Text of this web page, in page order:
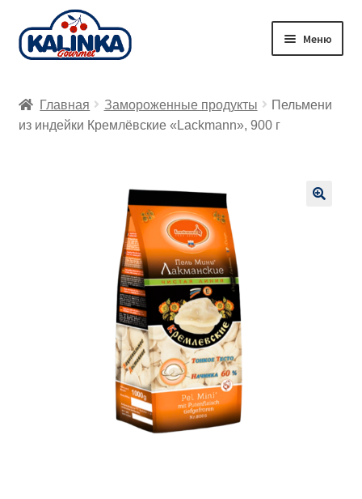
Перейти
к
Перейти
к
Меню
Заказ онлайн
Главная Замороженные продукты
Пельмени
из индейки Кремлёвские «Lackmann», 900 г